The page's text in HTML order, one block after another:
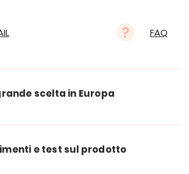
FAQ
scelta in Europa
e test sul prodotto